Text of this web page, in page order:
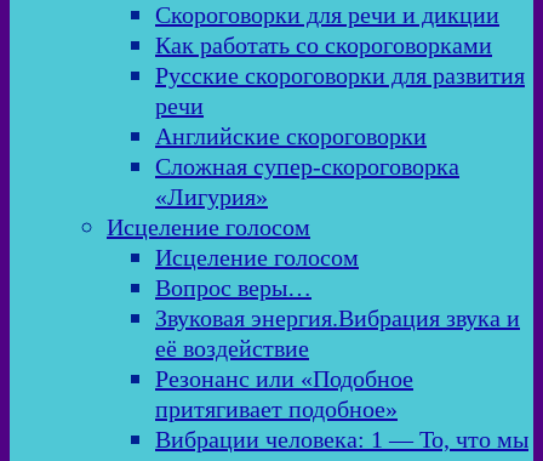
Скороговорки для речи и дикции
Как работать со скороговорками
Русские скороговорки для развития
речи
Английские скороговорки
Сложная супер-скороговорка
«Лигурия»
Исцеление голосом
Исцеление голосом
Вопрос веры…
Звуковая энергия.Вибрация звука и
её воздействие
Резонанс или «Подобное
притягивает подобное»
Вибрации человека: 1 — То, что мы